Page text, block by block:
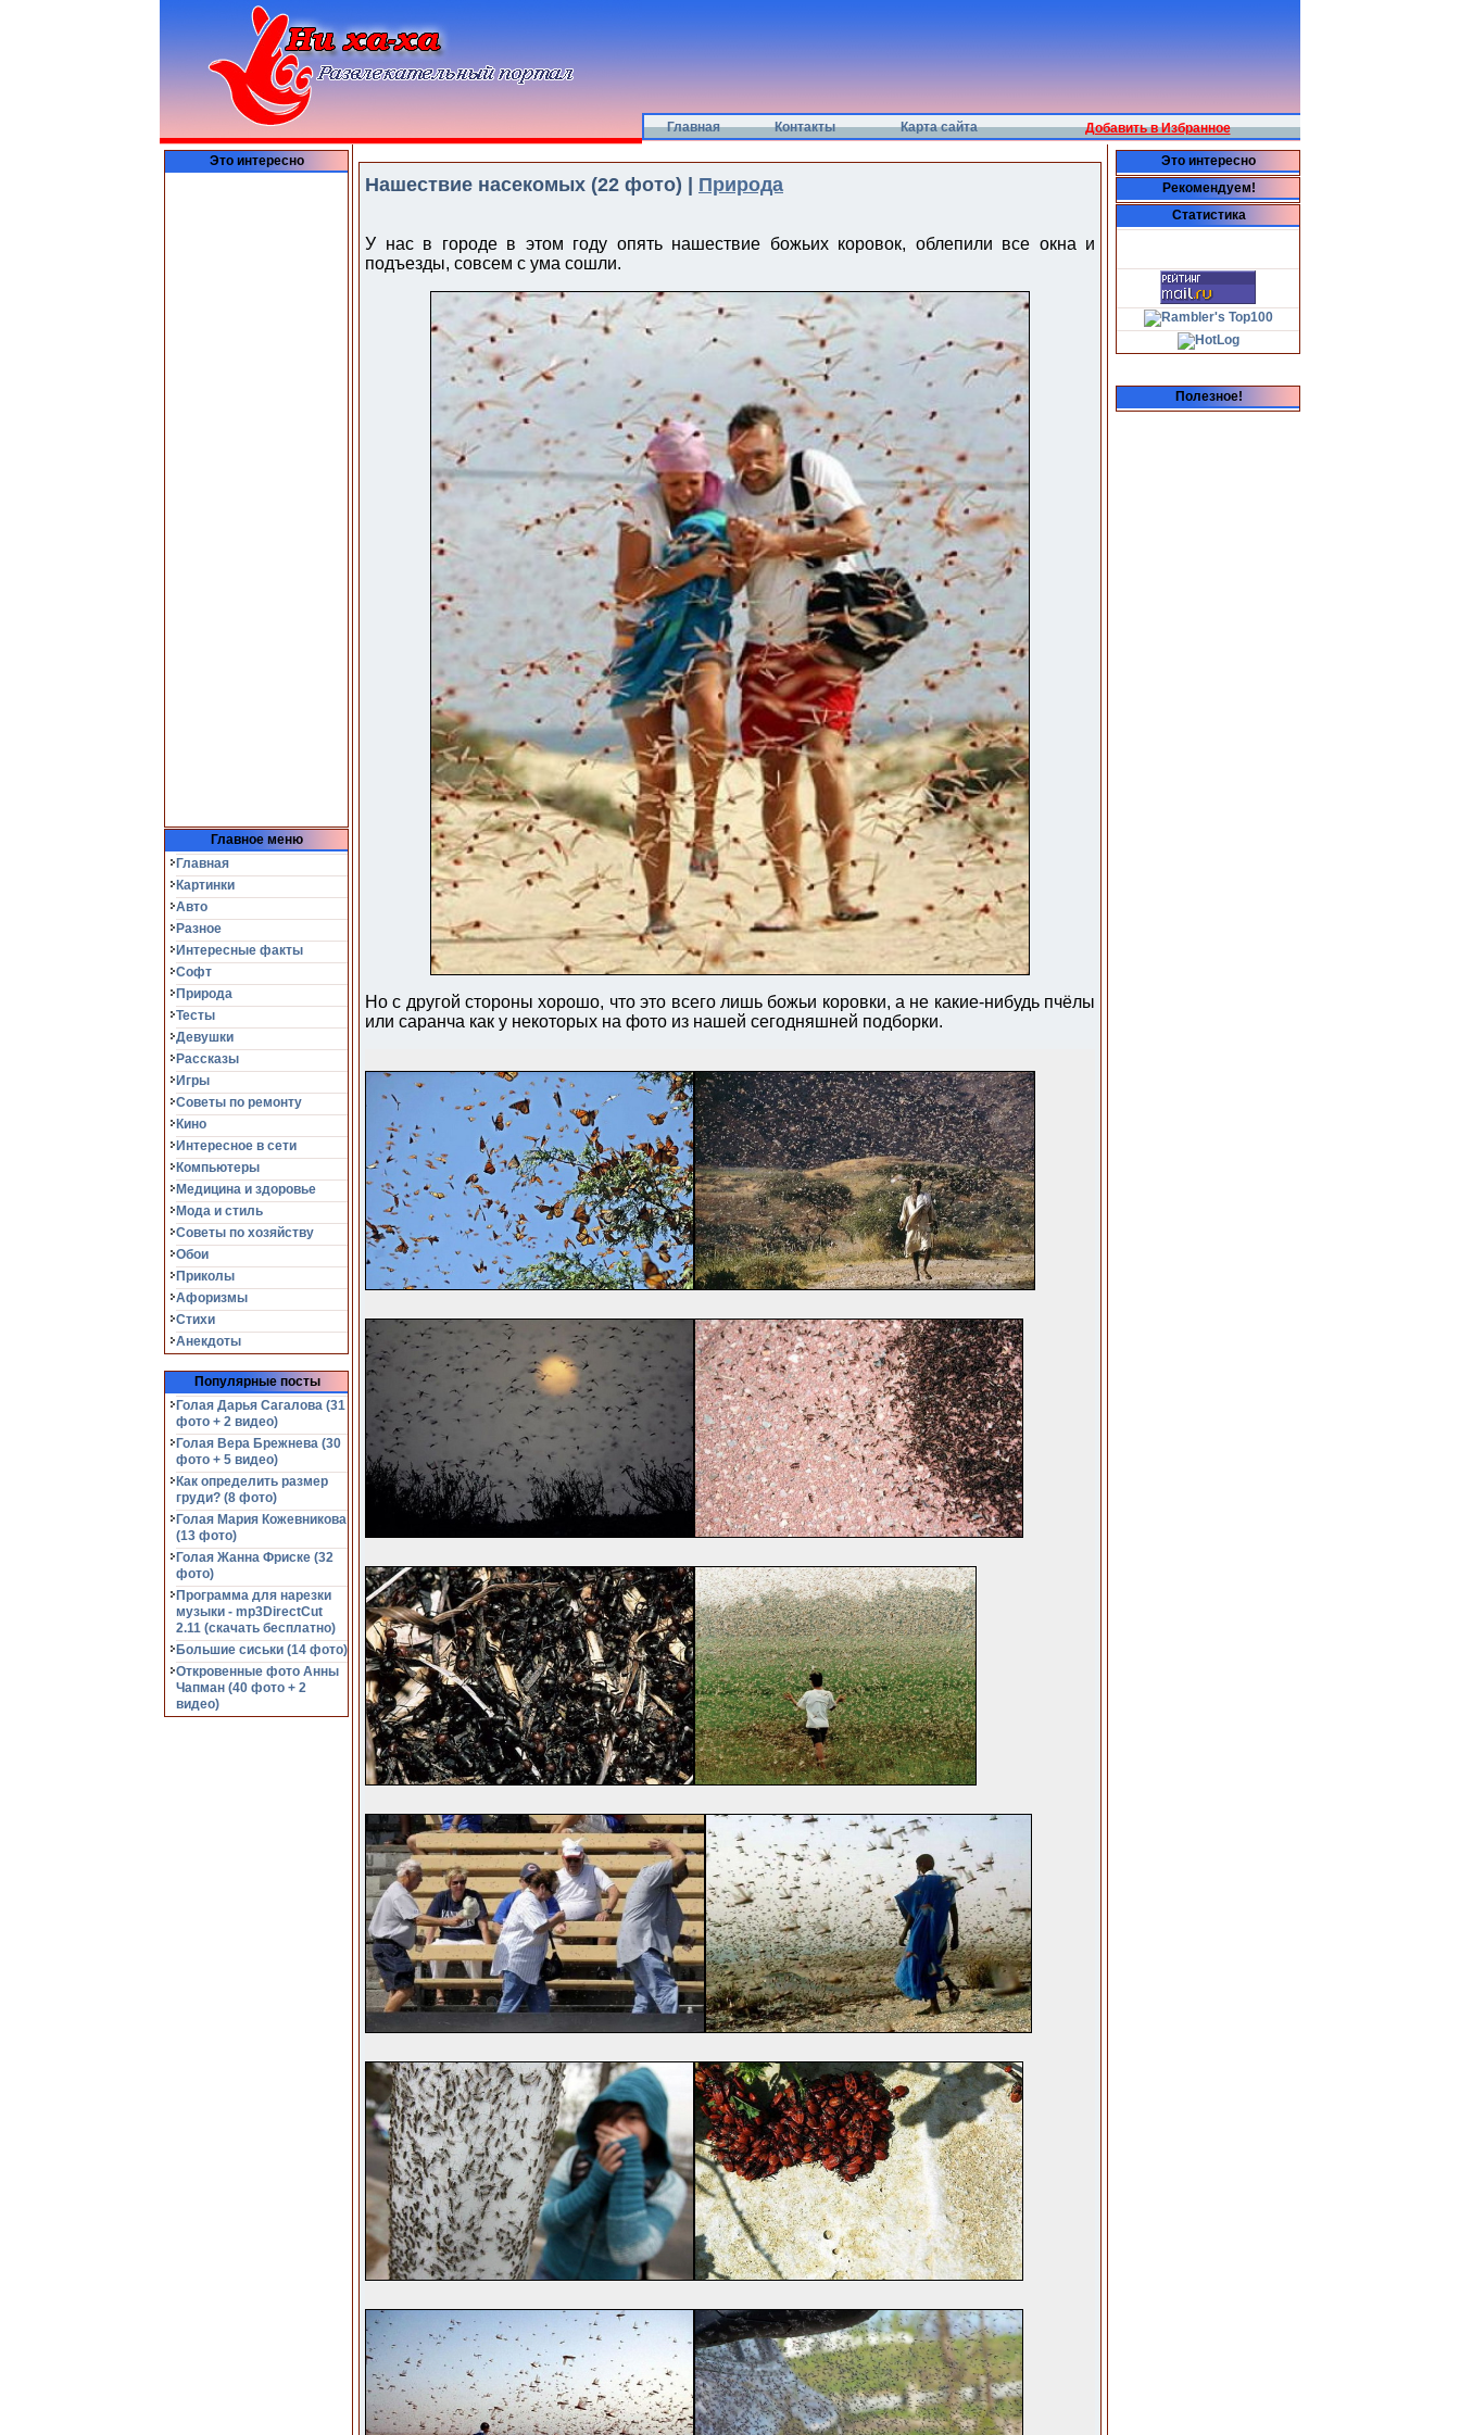
Главная Контакты Карта сайта Добавить в Избранное
Это интересно
Главное меню
Главная
Картинки
Авто
Разное
Интересные факты
Софт
Природа
Тесты
Девушки
Рассказы
Игры
Советы по ремонту
Кино
Интересное в сети
Компьютеры
Медицина и здоровье
Мода и стиль
Советы по хозяйству
Обои
Приколы
Афоризмы
Стихи
Анекдоты
Популярные посты
Голая Дарья Сагалова (31
фото + 2 видео)
Голая Вера Брежнева (30
фото + 5 видео)
Как определить размер
груди? (8 фото)
Голая Мария Кожевникова
(13 фото)
Голая Жанна Фриске (32
фото)
Программа для нарезки
музыки - mp3DirectCut
2.11 (cкачать бесплатно)
Большие сиськи (14 фото)
Откровенные фото Анны
Чапман (40 фото + 2
видео)
Нашествие насекомых (22 фото) | Природа
У нас в городе в этом году опять нашествие божьих коровок, облепили все окна и
подъезды, совсем с ума сошли.
Но с другой стороны хорошо, что это всего лишь божьи коровки, а не какие-нибудь пчёлы
или саранча как у некоторых на фото из нашей сегодняшней подборки.
Это интересно
Рекомендуем!
Статистика
Полезное!